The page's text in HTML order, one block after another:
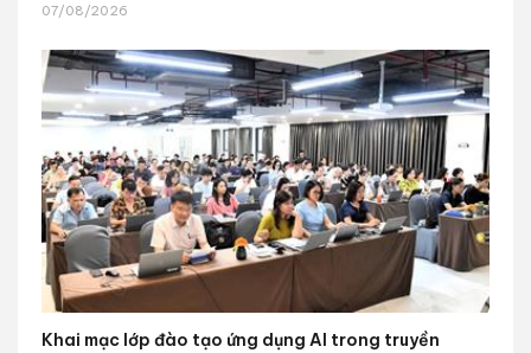
07/08/2026
Khai mạc lớp đào tạo ứng dụng AI trong truyền